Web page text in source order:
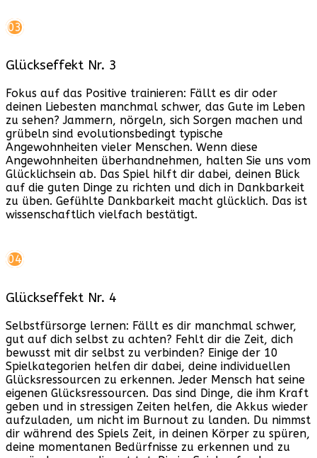
03
Glückseffekt Nr. 3
Fokus auf das Positive trainieren: Fällt es dir oder
deinen Liebesten manchmal schwer, das Gute im Leben
zu sehen? Jammern, nörgeln, sich Sorgen machen und
grübeln sind evolutionsbedingt typische
Angewohnheiten vieler Menschen. Wenn diese
Angewohnheiten überhandnehmen, halten Sie uns vom
Glücklichsein ab. Das Spiel hilft dir dabei, deinen Blick
auf die guten Dinge zu richten und dich in Dankbarkeit
zu üben. Gefühlte Dankbarkeit macht glücklich. Das ist
wissenschaftlich vielfach bestätigt.
04
Glückseffekt Nr. 4
Selbstfürsorge lernen: Fällt es dir manchmal schwer,
gut auf dich selbst zu achten? Fehlt dir die Zeit, dich
bewusst mit dir selbst zu verbinden? Einige der 10
Spielkategorien helfen dir dabei, deine individuellen
Glücksressourcen zu erkennen. Jeder Mensch hat seine
eigenen Glücksressourcen. Das sind Dinge, die ihm Kraft
geben und in stressigen Zeiten helfen, die Akkus wieder
aufzuladen, um nicht im Burnout zu landen. Du nimmst
dir während des Spiels Zeit, in deinen Körper zu spüren,
deine momentanen Bedürfnisse zu erkennen und zu